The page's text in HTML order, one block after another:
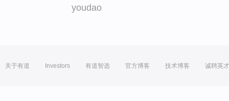
youdao
关于有道 Investors 有道智选 官方博客 技术博客 诚聘英才